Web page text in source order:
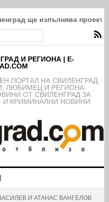
ще изпълнява проект
И РЕГИОНА | E-
ПОРТАЛ НА СВИЛЕНГРАД,
ЛЮБИМЕЦ И РЕГИОНА.
ОТ СВИЛЕНГРАД ЗА
И КРИМИНАЛНИ НОВИНИ.
И АТАНАС ВАНГЕЛОВ